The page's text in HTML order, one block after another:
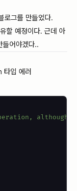
로그를 만들었다.
할 예정이다. 근데 아
들어야겠다..
입 에러
although